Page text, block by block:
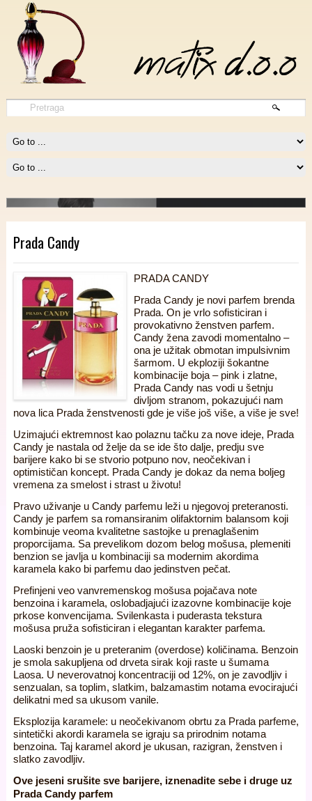
1 Million Intense
pažnju.
Prada Candy
PRADA CANDY
Prada Candy je novi parfem brenda
Prada. On je vrlo sofisticiran i
provokativno ženstven parfem.
Candy žena zavodi momentalno –
ona je užitak obmotan impulsivnim
šarmom. U ekploziji šokantne
kombinacije boja – pink i zlatne,
Prada Candy nas vodi u šetnju
divljom stranom, pokazujući nam
nova lica Prada ženstvenosti gde je više još više, a više je sve!
Uzimajući ektremnost kao polaznu tačku za nove ideje, Prada
Candy je nastala od želje da se ide što dalje, predju sve
barijere kako bi se stvorio potpuno nov, neočekivan i
optimističan koncept. Prada Candy je dokaz da nema boljeg
vremena za smelost i strast u životu!
Pravo uživanje u Candy parfemu leži u njegovoj preteranosti.
Candy je parfem sa romansiranim olifaktornim balansom koji
kombinuje veoma kvalitetne sastojke u prenaglašenim
proporcijama. Sa prevelikom dozom belog mošusa, plemeniti
benzion se javlja u kombinaciji sa modernim akordima
karamela kako bi parfemu dao jedinstven pečat.
Prefinjeni veo vanvremenskog mošusa pojačava note
benzoina i karamela, oslobadjajući izazovne kombinacije koje
prkose konvencijama. Svilenkasta i puderasta tekstura
mošusa pruža sofisticiran i elegantan karakter parfema.
Laoski benzoin je u preteranim (overdose) količinama. Benzoin
je smola sakupljena od drveta sirak koji raste u šumama
Laosa. U neverovatnoj koncentraciji od 12%, on je zavodljiv i
senzualan, sa toplim, slatkim, balzamastim notama evocirajući
delikatni med sa ukusom vanile.
Eksplozija karamele: u neočekivanom obrtu za Prada parfeme,
sintetički akordi karamela se igraju sa prirodnim notama
benzoina. Taj karamel akord je ukusan, razigran, ženstven i
slatko zavodljiv.
Ove jeseni srušite sve barijere, iznenadite sebe i druge uz
Prada Candy parfem